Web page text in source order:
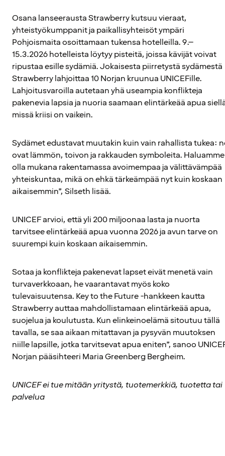
Osana lanseerausta Strawberry kutsuu vieraat,
yhteistyökumppanit ja paikallisyhteisöt ympäri
Pohjoismaita osoittamaan tukensa hotelleilla. 9.–
15.3.2026 hotelleista löytyy pisteitä, joissa kävijät voivat
ripustaa esille sydämiä. Jokaisesta piirretystä sydämestä
Strawberry lahjoittaa 10 Norjan kruunua UNICEFille.
Lahjoitusvaroilla autetaan yhä useampia konflikteja
pakenevia lapsia ja nuoria saamaan elintärkeää apua
missä kriisi on vaikein.
Sydämet edustavat muutakin kuin vain rahallista tukea:
ovat lämmön, toivon ja rakkauden symboleita. Haluamme
olla mukana rakentamassa avoimempaa ja välittävämpää
yhteiskuntaa, mikä on ehkä tärkeämpää nyt kuin koskaan
aikaisemmin”, Silseth lisää.
UNICEF arvioi, että yli 200 miljoonaa lasta ja nuorta
tarvitsee elintärkeää apua vuonna 2026 ja avun tarve on
suurempi kuin koskaan aikaisemmin.
Sotaa ja konflikteja pakenevat lapset eivät menetä vain
turvaverkkoaan, he vaarantavat myös koko
tulevaisuutensa. Key to the Future -hankkeen kautta
Strawberry auttaa mahdollistamaan elintärkeää apua,
suojelua ja koulutusta. Kun elinkeinoelämä sitoutuu tällä
tavalla, se saa aikaan mitattavan ja pysyvän muutoksen
niille lapsille, jotka tarvitsevat apua eniten”, sanoo
Norjan pääsihteeri Maria Greenberg Bergheim.
UNICEF ei tue mitään yritystä, tuotemerkkiä, tuotetta tai
palvelua